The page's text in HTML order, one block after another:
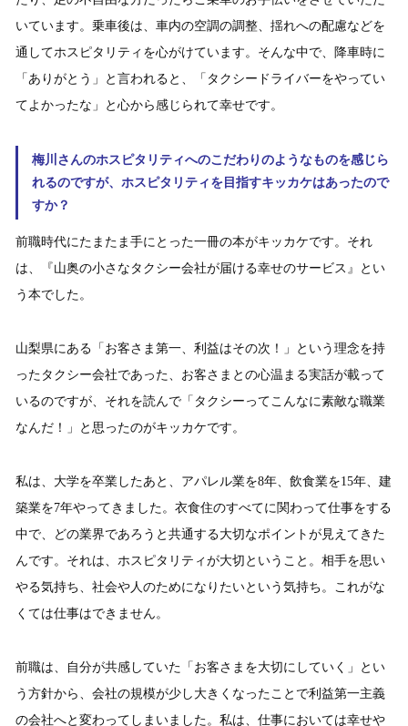
いています。乗車後は、車内の空調の調整、揺れへの配慮などを
通してホスピタリティを心がけています。そんな中で、降車時に
「ありがとう」と言われると、「タクシードライバーをやってい
てよかったな」と心から感じられて幸せです。
梅川さんのホスピタリティへのこだわりのようなものを感じら
れるのですが、ホスピタリティを目指すキッカケはあったので
すか？
前職時代にたまたま手にとった一冊の本がキッカケです。それ
は、『山奥の小さなタクシー会社が届ける幸せのサービス』とい
う本でした。
山梨県にある「お客さま第一、利益はその次！」という理念を持
ったタクシー会社であった、お客さまとの心温まる実話が載って
いるのですが、それを読んで「タクシーってこんなに素敵な職業
なんだ！」と思ったのがキッカケです。
私は、大学を卒業したあと、アパレル業を8年、飲食業を15年、建
築業を7年やってきました。衣食住のすべてに関わって仕事をする
中で、どの業界であろうと共通する大切なポイントが見えてきた
んです。それは、ホスピタリティが大切ということ。相手を思い
やる気持ち、社会や人のためになりたいという気持ち。これがな
くては仕事はできません。
前職は、自分が共感していた「お客さまを大切にしていく」とい
う方針から、会社の規模が少し大きくなったことで利益第一主義
の会社へと変わってしまいました。私は、仕事においては幸せや